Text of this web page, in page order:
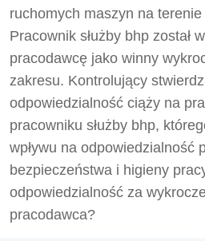
ruchomych maszyn na terenie
Pracownik służby bhp został
pracodawcę jako winny
zakresu. Kontrolujący
odpowiedzialność ciąży na
pracowniku służby bhp,
wpływu na odpowiedzialność
bezpieczeństwa i higieny
odpowiedzialność za
pracodawca?